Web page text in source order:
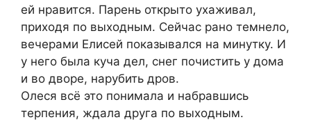
ей нравится. Парень открыто ухаживал,
приходя по выходным. Сейчас рано темнело,
вечерами Елисей показывался на минутку. И
у него была куча дел, снег почистить у дома
и во дворе, нарубить дров.
Олеся всё это понимала и набравшись
терпения, ждала друга по выходным.